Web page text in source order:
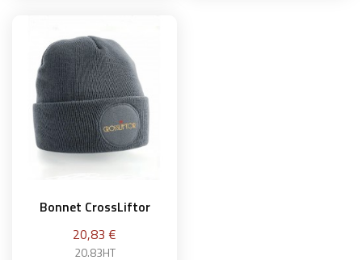
Ajouter au panier
Bonnet CrossLiftor
Prix
20,83 €
20.83HT